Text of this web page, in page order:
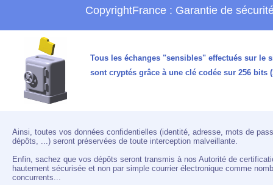
CopyrightFrance : Garantie de
Tous les échanges "sensibles" effectués sur le
sont cryptés grâce à une clé codée sur 256 bits
Ainsi, toutes vos données confidentielles (identité, adresse, mots de
dépôts, ...) seront préservées de toute interception malveillante.
Enfin, sachez que vos dépôts seront transmis à nos Autorité de
hautement sécurisée et non par simple courrier électronique comme
concurrents...